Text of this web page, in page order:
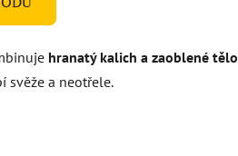
hranatý kalich a zaoblené tělo
svěže a neotřele.